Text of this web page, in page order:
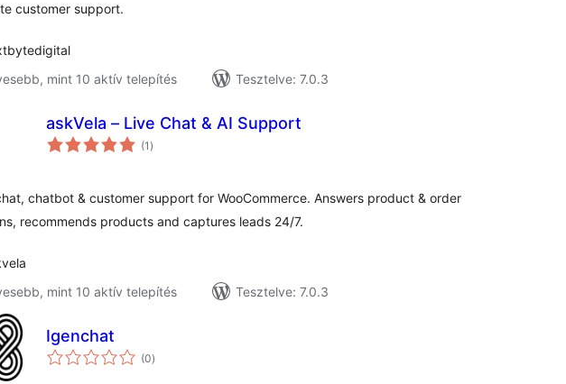
customer support.
mint 10 aktív telepítés
Tesztelve: 7.0.3
askVela – Live Chat & AI Support
(1 értékelés
összesen
)
chatbot & customer support for WooCommerce. Answers product & order
recommends products and captures leads 24/7.
mint 10 aktív telepítés
Tesztelve: 7.0.3
Igenchat
(0értékelés
összesen
)